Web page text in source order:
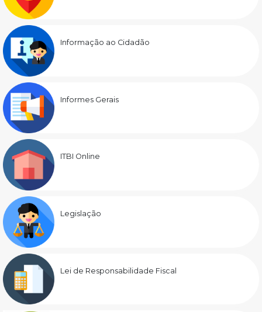
Informação ao Cidadão
Informes Gerais
ITBI Online
Legislação
Lei de Responsabilidade Fiscal